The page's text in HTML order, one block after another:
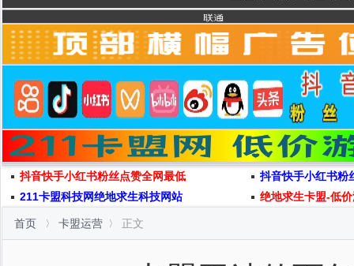
抖音快手小红书粉丝点赞全网最低
抖音快手小红书粉
211卡盟科技网绝地求生科技网站
绝地求生卡盟-低
首页 卡盟运营 正文